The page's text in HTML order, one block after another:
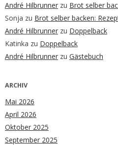
André Hilbrunner zu Brot selber
Sonja zu Brot selber backen:
André Hilbrunner zu Doppelback
Katinka zu Doppelback
André Hilbrunner zu Gästebuch
ARCHIV
Mai 2026
April 2026
Oktober 2025
September 2025